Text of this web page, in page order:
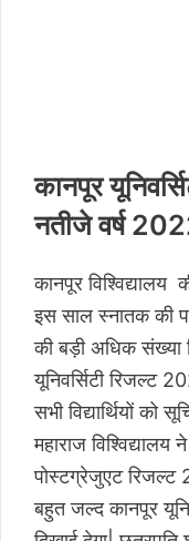
कानपूर
नतीजे वर्ष
कानपूर विश्विद्यालय
इस साल स्नातक की
की बड़ी अधिक संख्या
यूनिवर्सिटी रिजल्ट
सभी विद्यार्थियों को
महाराज
पोस्टग्रेजुएट रिजल्ट
बहुत जल्द कानपूर